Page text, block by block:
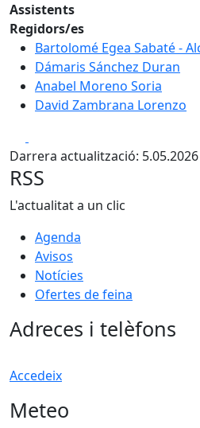
Assistents
Regidors/es
Bartolomé Egea Sabaté -
Dámaris Sánchez Duran
Anabel Moreno Soria
David Zambrana Lorenzo
Darrera actualització:
RSS
L'actualitat a un clic
Agenda
Avisos
Notícies
Ofertes de feina
Adreces i telèfons
Accedeix
Meteo